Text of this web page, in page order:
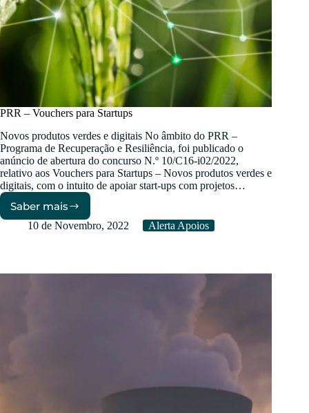
PRR – Vouchers para Startups
Novos produtos verdes e digitais No âmbito do PRR –
Programa de Recuperação e Resiliência, foi publicado o
anúncio de abertura do concurso N.º 10/C16-i02/2022,
relativo aos Vouchers para Startups – Novos produtos verdes e
digitais, com o intuito de apoiar start-ups com projetos…
Saber mais
PRR
–
10 de Novembro, 2022 Alerta Apoios